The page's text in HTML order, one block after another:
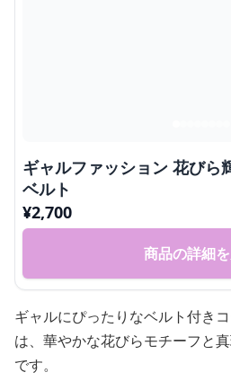
ギャルファッション 花びら
ベルト
¥2,700
商品の詳細
ギャルにぴったりなベルト付き
は、華やかな花びらモチーフと
です。